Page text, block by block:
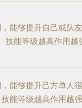
能够提升自己或队
技能等级越高作用越
能够提升己方单人
能等级越高作用越强